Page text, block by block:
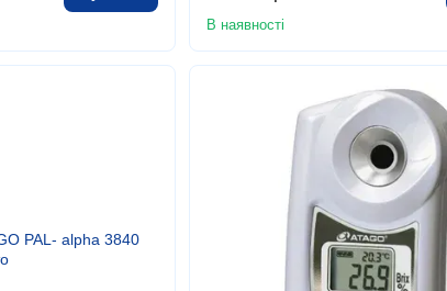
В наявності